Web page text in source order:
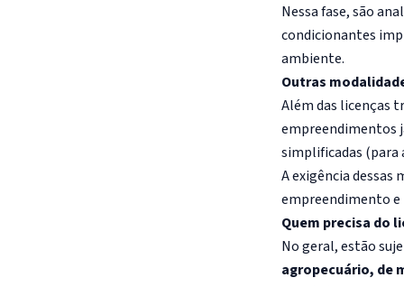
Nessa fase, são
condicionantes
ambiente.
Outras
Além das licenças
empreendimentos
simplificadas (para
A exigência
empreendimento e
Quem precisa do
No geral, estão
agropecuário, de